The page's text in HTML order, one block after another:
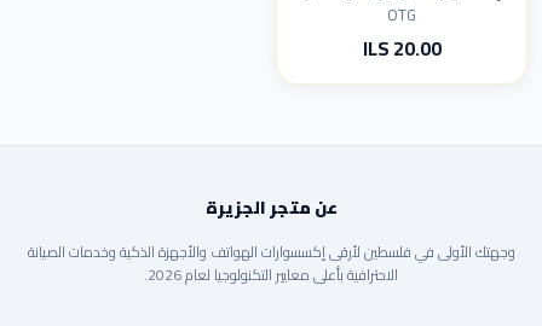
OTG
20.00 ILS
عن متجر الجزيرة
وجهتك الأولى في فلسطين لأرقى إكسسوارات الهواتف والأجهزة الذكية وخدمات الصيانة
الاحترافية بأعلى معايير التكنولوجيا لعام 2026.